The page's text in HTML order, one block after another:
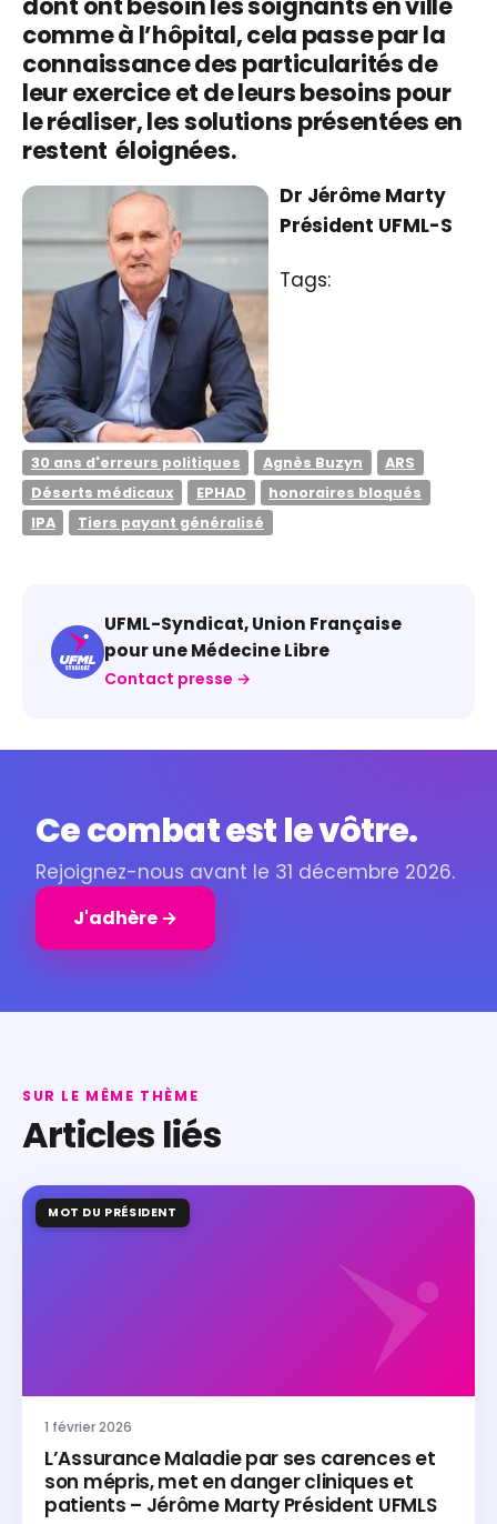
comme à l’hôpital, cela passe par la
connaissance des particularités de
leur exercice et de leurs besoins pour
le réaliser, les solutions présentées en
restent éloignées.
Dr Jérôme Marty
Président UFML-S
Tags:
30 ans d'erreurs politiques Agnès Buzyn
ARS
Déserts médicaux
EPHAD
honoraires bloqués
IPA
Tiers payant généralisé
UFML-Syndicat, Union Française
pour une Médecine Libre
Contact presse →
Ce combat est le vôtre.
Rejoignez-nous avant le 31 décembre 2026.
J'adhère →
SUR LE MÊME THÈME
Articles liés
MOT DU PRÉSIDENT
1 février 2026
L’Assurance Maladie par ses carences et
son mépris, met en danger cliniques et
patients – Jérôme Marty Président UFMLS